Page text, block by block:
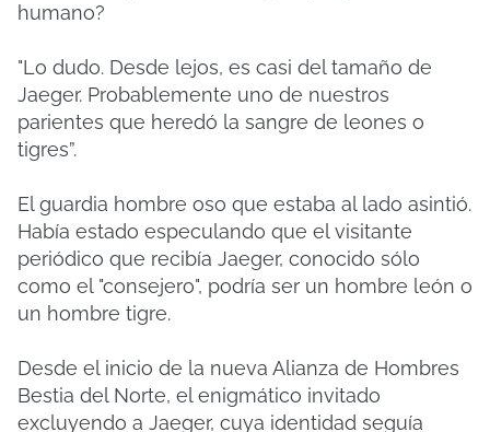
humano?
"Lo dudo. Desde lejos, es casi del tamaño de
Jaeger. Probablemente uno de nuestros
parientes que heredó la sangre de leones o
tigres”.
El guardia hombre oso que estaba al lado asintió.
Había estado especulando que el visitante
periódico que recibía Jaeger, conocido sólo
como el "consejero", podría ser un hombre león o
un hombre tigre.
Desde el inicio de la nueva Alianza de Hombres
Bestia del Norte, el enigmático invitado
excluyendo a Jaeger, cuya identidad seguía